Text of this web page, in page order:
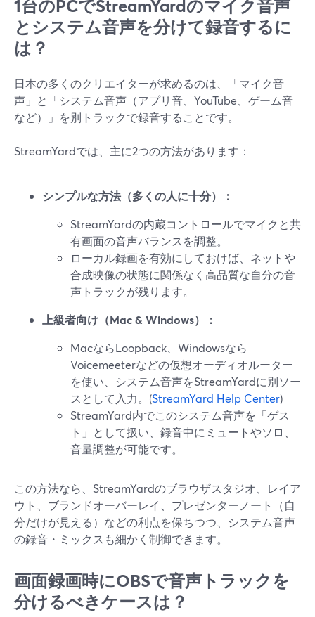
1台のPCでStreamYardのマイク音声
とシステム音声を分けて録音するに
は？
日本の多くのクリエイターが求めるのは、「マイク音
声」と「システム音声（アプリ音、YouTube、ゲーム音
など）」を別トラックで録音することです。
StreamYardでは、主に2つの方法があります：
シンプルな方法（多くの人に十分）：
StreamYardの内蔵コントロールでマイクと共
有画面の音声バランスを調整。
ローカル録画を有効にしておけば、ネットや
合成映像の状態に関係なく高品質な自分の音
声トラックが残ります。
上級者向け（Mac & Windows）：
MacならLoopback、Windowsなら
Voicemeeterなどの仮想オーディオルーター
を使い、システム音声をStreamYardに別ソー
スとして入力。(StreamYard Help Center)
StreamYard内でこのシステム音声を「ゲス
ト」として扱い、録音中にミュートやソロ、
音量調整が可能です。
この方法なら、StreamYardのブラウザスタジオ、レイア
ウト、ブランドオーバーレイ、プレゼンターノート（自
分だけが見える）などの利点を保ちつつ、システム音声
の録音・ミックスも細かく制御できます。
画面録画時にOBSで音声トラックを
分けるべきケースは？